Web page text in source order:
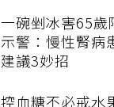
一碗剉冰害65歲
示警：慢性腎病
建議3妙招
控血糖不必戒水